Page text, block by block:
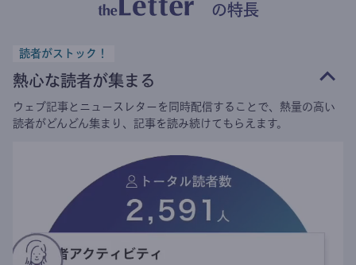
の特長
読者がストック！
熱心な読者が集まる
ウェブ記事とニュースレターを同時配信することで、熱量の高い
読者がどんどん集まり、記事を読み続けてもらえます。